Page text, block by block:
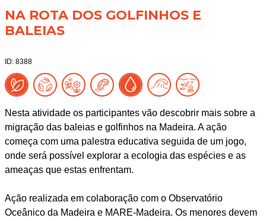
NA ROTA DOS GOLFINHOS E
BALEIAS
ID: 8388
Nesta atividade os participantes vão descobrir mais sobre a
migração das baleias e golfinhos na Madeira. A ação
começa com uma palestra educativa seguida de um jogo,
onde será possível explorar a ecologia das espécies e as
ameaças que estas enfrentam.
Ação realizada em colaboração com o Observatório
Oceânico da Madeira e MARE-Madeira. Os menores devem